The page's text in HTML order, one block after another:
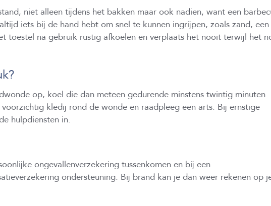
niet alleen tijdens het bakken maar ook nadien, want een
iets bij de hand hebt om snel te kunnen ingrijpen, zoals zand, een
toestel na gebruik rustig afkoelen en verplaats het nooit terwijl het
op, koel die dan meteen gedurende minstens twintig minuten
kledij rond de wonde en raadpleeg een arts. Bij ernstige
hulpdiensten in.
ongevallenverzekering tussenkomen en bij een
ondersteuning. Bij brand kan je dan weer rekenen op